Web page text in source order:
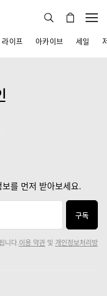
라이프 아카이브 세일
를 먼저 받아보세요.
구독
니다. 이용 약관 및 개인정보처리방